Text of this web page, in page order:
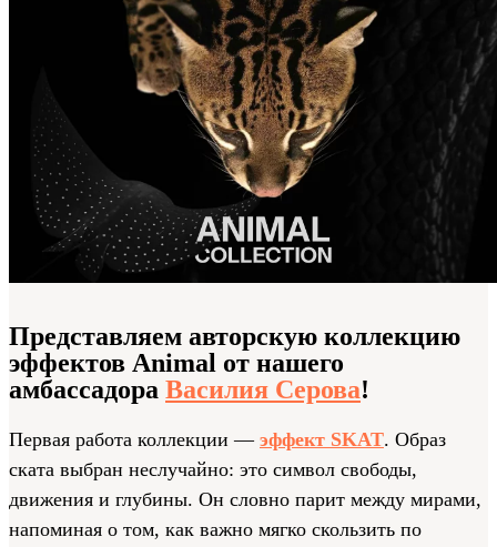
Представляем авторскую коллекцию
эффектов Animal от нашего
амбассадора Василия Серова!
Первая работа коллекции — эффект SKAT. Образ
ската выбран неслучайно: это символ свободы,
движения и глубины. Он словно парит между мирами,
напоминая о том, как важно мягко скользить по